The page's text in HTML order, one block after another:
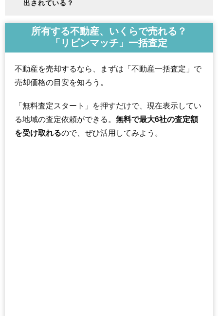
出されている？
所有する不動産、いくらで売れる？
「リビンマッチ」一括査定
不動産を売却するなら、まずは「不動産一括査定」で
売却価格の目安を知ろう。
「無料査定スタート」を押すだけで、現在表示してい
る地域の査定依頼ができる。 無料で最大6社の査定額
を受け取れるので、ぜひ活用してみよう。